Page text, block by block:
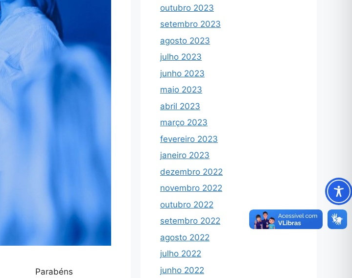
Parabéns
outubro 2023
setembro 2023
agosto 2023
julho 2023
junho 2023
maio 2023
abril 2023
março 2023
fevereiro 2023
janeiro 2023
dezembro 2022
novembro 2022
outubro 2022
setembro 2022
agosto 2022
julho 2022
junho 2022